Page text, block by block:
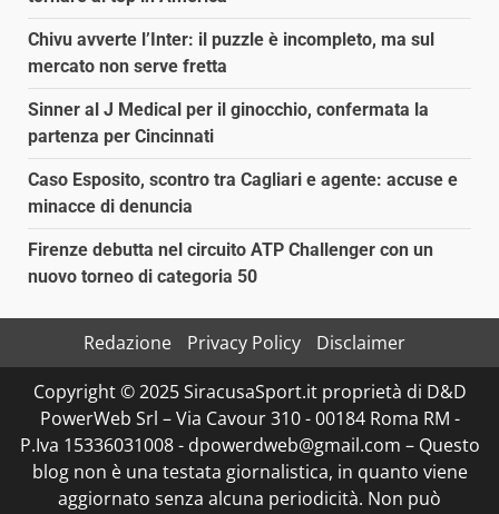
Chivu avverte l’Inter: il puzzle è incompleto, ma sul
mercato non serve fretta
Sinner al J Medical per il ginocchio, confermata la
partenza per Cincinnati
Caso Esposito, scontro tra Cagliari e agente: accuse e
minacce di denuncia
Firenze debutta nel circuito ATP Challenger con un
nuovo torneo di categoria 50
Redazione Privacy Policy
Disclaimer
Copyright © 2025 SiracusaSport.it proprietà di D&D
PowerWeb Srl – Via Cavour 310 - 00184 Roma RM -
P.Iva 15336031008 - dpowerdweb@gmail.com – Questo
blog non è una testata giornalistica, in quanto viene
aggiornato senza alcuna periodicità. Non può